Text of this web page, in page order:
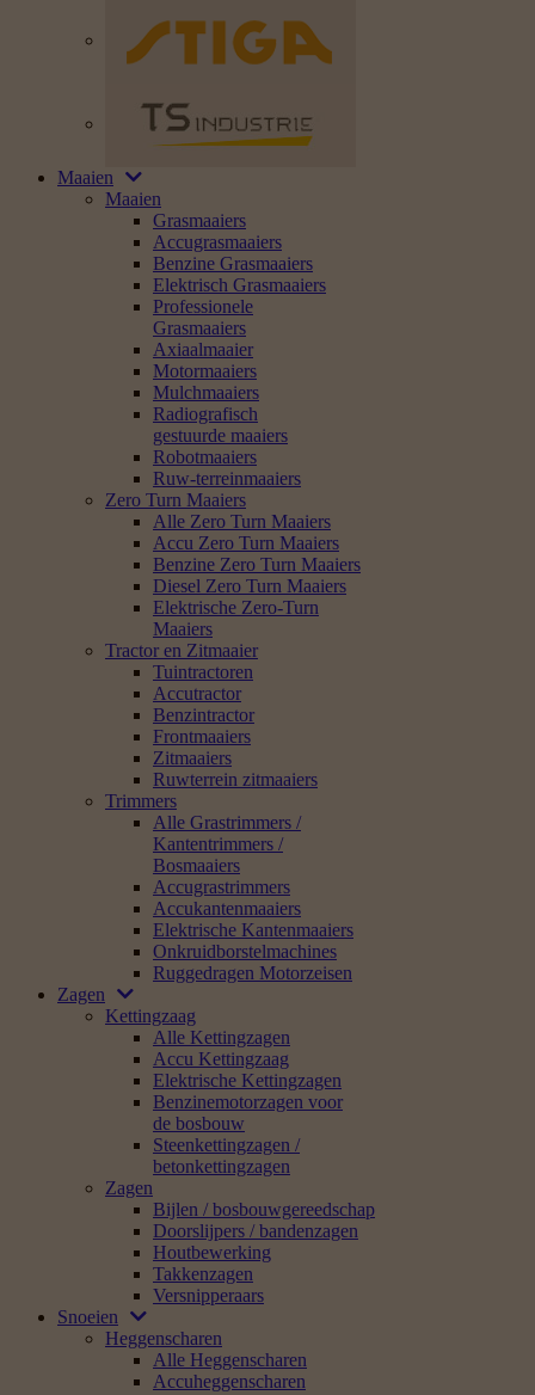
Maaien
Maaien
Grasmaaiers
Accugrasmaaiers
Benzine Grasmaaiers
Elektrisch Grasmaaiers
Professionele
Grasmaaiers
Axiaalmaaier
Motormaaiers
Mulchmaaiers
Radiografisch
gestuurde maaiers
Robotmaaiers
Ruw-terreinmaaiers
Zero Turn Maaiers
Alle Zero Turn Maaiers
Accu Zero Turn Maaiers
Benzine Zero Turn Maaiers
Diesel Zero Turn Maaiers
Elektrische Zero-Turn
Maaiers
Tractor en Zitmaaier
Tuintractoren
Accutractor
Benzintractor
Frontmaaiers
Zitmaaiers
Ruwterrein zitmaaiers
Trimmers
Alle Grastrimmers /
Kantentrimmers /
Bosmaaiers
Accugrastrimmers
Accukantenmaaiers
Elektrische Kantenmaaiers
Onkruidborstelmachines
Ruggedragen Motorzeisen
Zagen
Kettingzaag
Alle Kettingzagen
Accu Kettingzaag
Elektrische Kettingzagen
Benzinemotorzagen voor
de bosbouw
Steenkettingzagen /
betonkettingzagen
Zagen
Bijlen / bosbouwgereedschap
Doorslijpers / bandenzagen
Houtbewerking
Takkenzagen
Versnipperaars
Snoeien
Heggenscharen
Alle Heggenscharen
Accuheggenscharen